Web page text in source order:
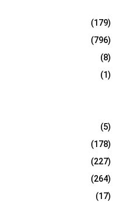
(179)
(796)
(8)
(1)
(5)
(178)
(227)
(264)
(17)